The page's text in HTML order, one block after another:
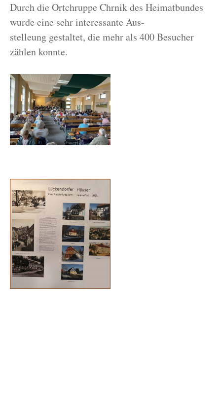
Durch die Ortchruppe Chrnik des Heimatbundes
wurde eine sehr interessante Aus-
stelleung gestaltet, die mehr als 400 Besucher
zählen konnte.